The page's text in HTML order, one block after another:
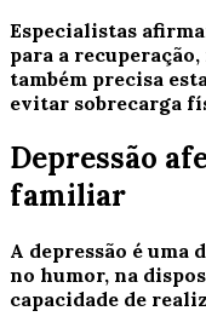
Especialistas
para a
também precisa
evitar sobrecarga
Depressão
familiar
A depressão é
no humor, na
capacidade de